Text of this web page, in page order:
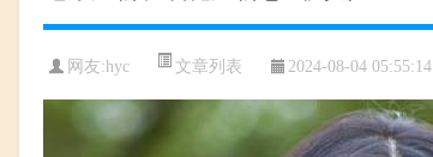
网友:hyc 文章列表 2024-08-04 05:55:14